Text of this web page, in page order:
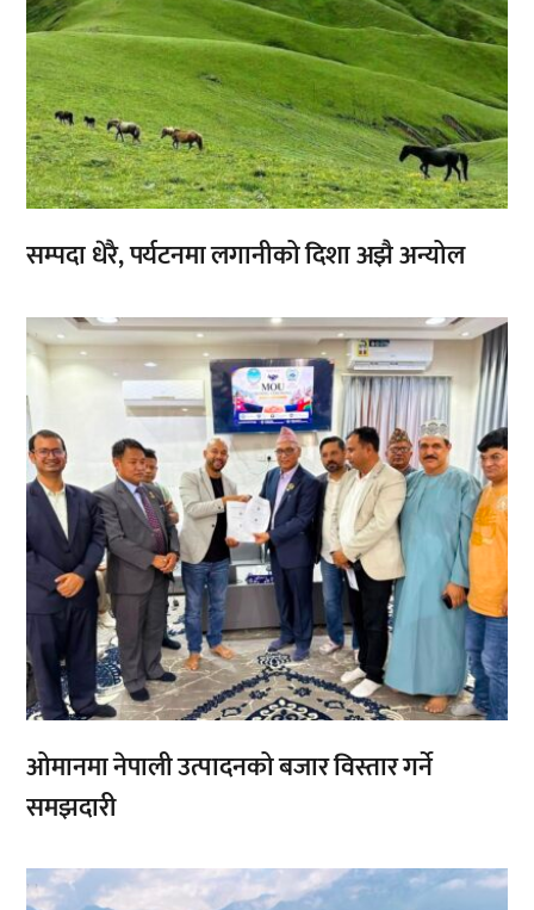
सम्पदा धेरै, पर्यटनमा लगानीको दिशा अझै अन्योल
,,
ओमानमा नेपाली उत्पादनको बजार विस्तार गर्ने
समझदारी
,,